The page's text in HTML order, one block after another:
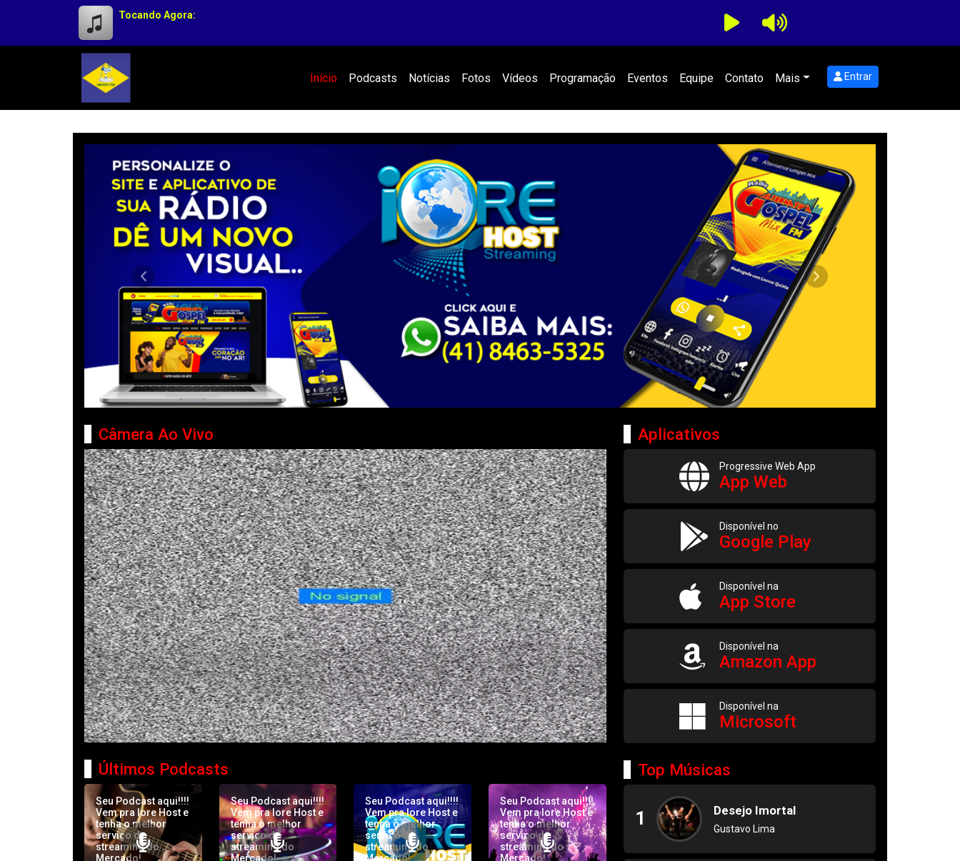
Tocando Agora:
Início Podcasts Notícias Fotos Vídeos Programação Eventos Equipe Contato Mais Entrar
Radio Umari Fm- @2023
Anterior Próximo
Câmera Ao Vivo
Últimos Podcasts
Seu Podcast aqui!!!!
Vem pra Iore Host e
tenha o melhor
serviço de
streaming do
Mercado!
Seu Podcast aqui!!!!
Vem pra Iore Host e
tenha o melhor
serviço de
streaming do
Mercado!
Seu Podcast aqui!!!!
Vem pra Iore Host e
tenha o melhor
serviço de
streaming do
Mercado!
Seu Podcast aqui!!!!
Vem pra Iore Host e
tenha o melhor
serviço de
streaming do
Mercado!
Aplicativos
Progressive Web App
App Web
Disponível no
Google Play
Disponível na
App Store
Disponível na
Amazon App
Disponível na
Microsoft
Top Músicas
1 Desejo Imortal
Gustavo Lima